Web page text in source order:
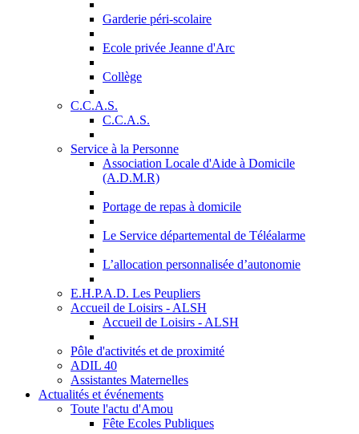
Garderie péri-scolaire
Ecole privée Jeanne d'Arc
Collège
C.C.A.S.
C.C.A.S.
Service à la Personne
Association Locale d'Aide à Domicile
(A.D.M.R)
Portage de repas à domicile
Le Service départemental de Téléalarme
L’allocation personnalisée d’autonomie
E.H.P.A.D. Les Peupliers
Accueil de Loisirs - ALSH
Accueil de Loisirs - ALSH
Pôle d'activités et de proximité
ADIL 40
Assistantes Maternelles
Actualités et événements
Toute l'actu d'Amou
Fête Ecoles Publiques